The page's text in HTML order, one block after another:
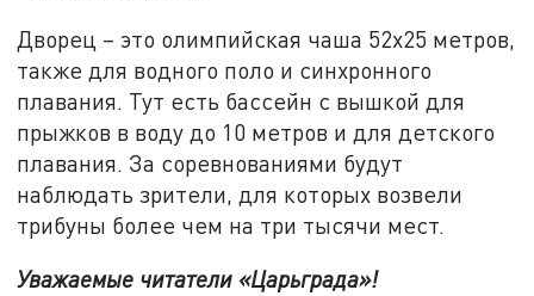
Дворец – это олимпийская чаша 52х25 метров,
также для водного поло и синхронного
плавания. Тут есть бассейн с вышкой для
прыжков в воду до 10 метров и для детского
плавания. За соревнованиями будут
наблюдать зрители, для которых возвели
трибуны более чем на три тысячи мест.
Уважаемые читатели «Царьграда»!